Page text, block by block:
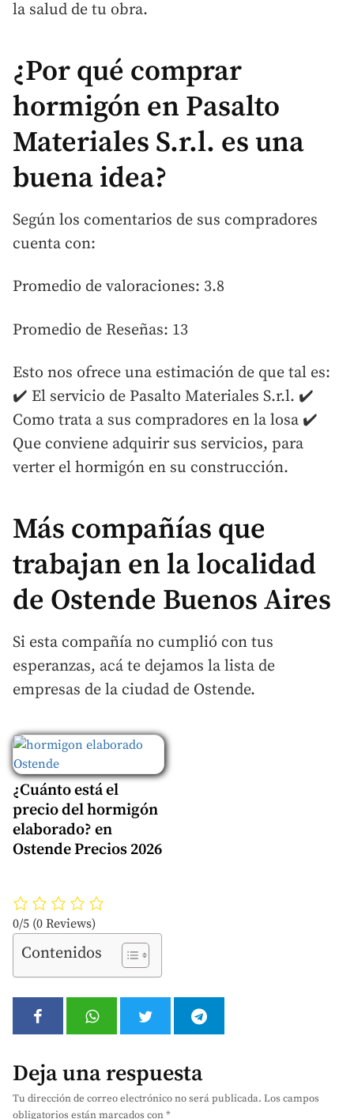
la salud de tu obra.
¿Por qué comprar
hormigón en Pasalto
Materiales S.r.l. es una
buena idea?
Según los comentarios de sus compradores
cuenta con:
Promedio de valoraciones: 3.8
Promedio de Reseñas: 13
Esto nos ofrece una estimación de que tal es:
✔️ El servicio de Pasalto Materiales S.r.l. ✔️
Como trata a sus compradores en la losa ✔️
Que conviene adquirir sus servicios, para
verter el hormigón en su construcción.
Más compañías que
trabajan en la localidad
de Ostende Buenos Aires
Si esta compañía no cumplió con tus
esperanzas, acá te dejamos la lista de
empresas de la ciudad de Ostende.
¿Cuánto está el
precio del hormigón
elaborado? en
Ostende Precios 2026
0/5 (0 Reviews)
Contenidos
Deja una respuesta
Tu dirección de correo electrónico no será publicada. Los campos
obligatorios están marcados con*